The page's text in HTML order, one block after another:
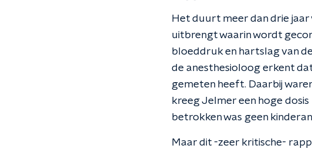
Het duurt meer dan drie
uitbrengt waarin wordt
bloeddruk en hartslag van
de anesthesioloog erkent
gemeten heeft. Daarbij
kreeg Jelmer een hoge
betrokken was geen
Maar dit -zeer kritische-